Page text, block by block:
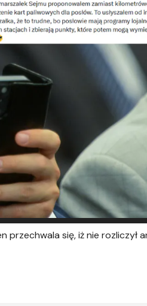
przechwala się, iż nie rozliczył